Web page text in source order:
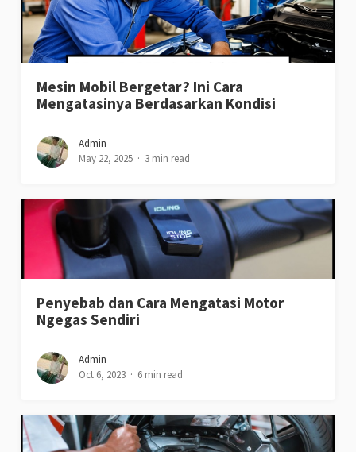
Mesin Mobil Bergetar? Ini Cara
Mengatasinya Berdasarkan Kondisi
Admin
May 22, 2025
3 min read
Penyebab dan Cara Mengatasi Motor
Ngegas Sendiri
Admin
Oct 6, 2023
6 min read